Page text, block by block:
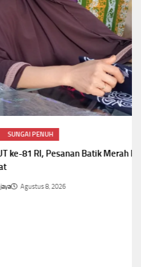
Merah Putih di Sungai Penuh